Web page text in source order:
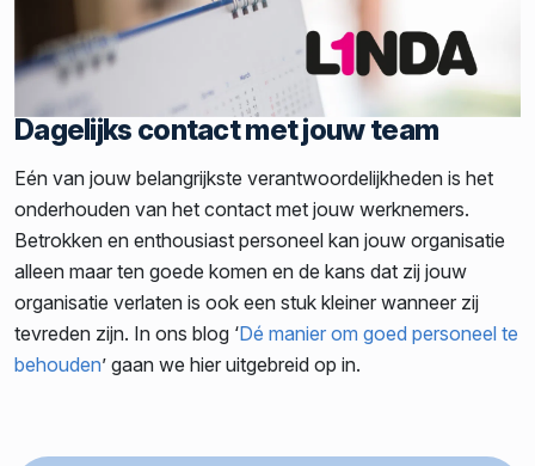
Dagelijks contact met jouw team
Eén van jouw belangrijkste verantwoordelijkheden is het
onderhouden van het contact met jouw werknemers.
Betrokken en enthousiast personeel kan jouw organisatie
alleen maar ten goede komen en de kans dat zij jouw
organisatie verlaten is ook een stuk kleiner wanneer zij
tevreden zijn. In ons blog ‘Dé manier om goed personeel te
behouden’ gaan we hier uitgebreid op in.